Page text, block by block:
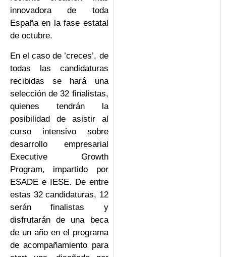
innovadora de toda
España en la fase estatal
de octubre.
En el caso de ’creces’, de
todas las candidaturas
recibidas se hará una
selección de 32 finalistas,
quienes tendrán la
posibilidad de asistir al
curso intensivo sobre
desarrollo empresarial
Executive Growth
Program, impartido por
ESADE e IESE. De entre
estas 32 candidaturas, 12
serán finalistas y
disfrutarán de una beca
de un año en el programa
de acompañamiento para